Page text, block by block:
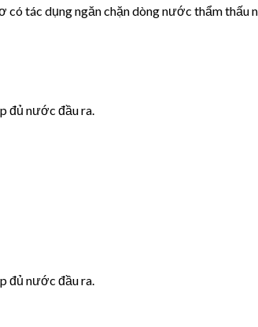
có tác dụng ngăn chặn dòng nước thẩm thấu
đủ nước đầu ra.
đủ nước đầu ra.